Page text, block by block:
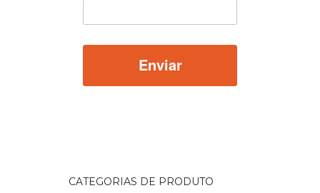
CATEGORIAS DE PRODUTO